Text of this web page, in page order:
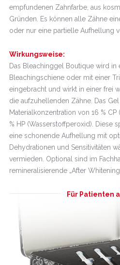
empfundenen Zahnfarbe, aus
Gründen. Es können alle Zähne
oder nur eine partielle Aufhellung
Wirkungsweise:
Das Bleachinggel Boutique wird
Bleachingschiene oder mit einer
eingebracht und wirkt in einer frei
die aufzuhellenden Zähne. Das
Materialkonzentration von 16 %
% HP (Wasserstoffperoxid). Diese
eine schonende Aufhellung mit
Dehydrationen und Sensitivitäten
vermieden. Optional sind im
remineralisierende „After
Für Patienten